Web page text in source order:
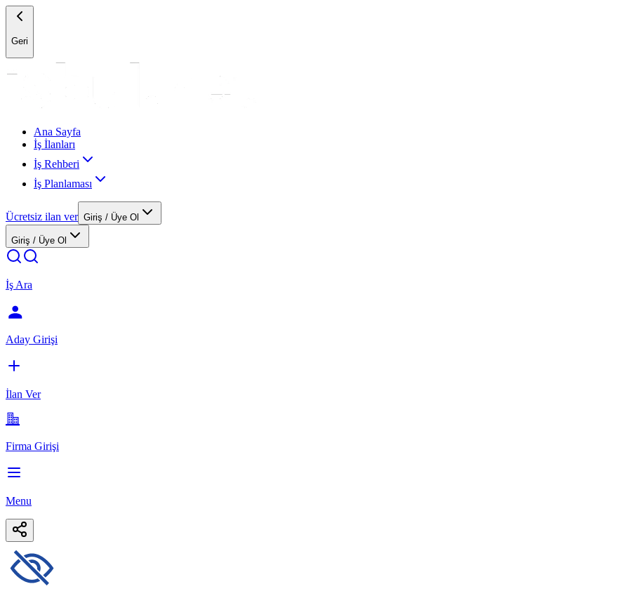
Geri
Ana Sayfa
İş İlanları
İş Rehberi
İş Planlaması
Ücretsiz ilan ver Giriş / Üye Ol
Giriş / Üye Ol
İş Ara
Aday Girişi
İlan Ver
Firma Girişi
Menu